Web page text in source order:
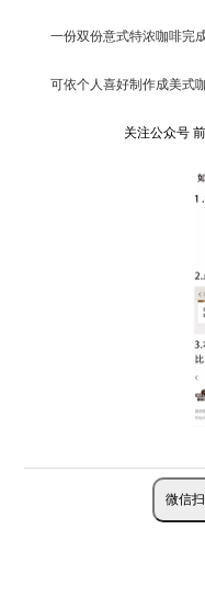
一份双份意式特浓咖啡完成
可依个人喜好制作成美式咖
关注公众号
微信